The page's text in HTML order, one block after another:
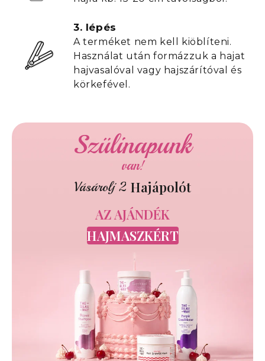
3. lépés
A terméket nem kell kiöblíteni.
Használat után formázzuk a hajat
hajvasalóval vagy hajszárítóval és
körkefével.
Szülinapunk
van!
Vásárolj 2 Hajápolót
AZ AJÁNDÉK
HAJMASZKÉRT